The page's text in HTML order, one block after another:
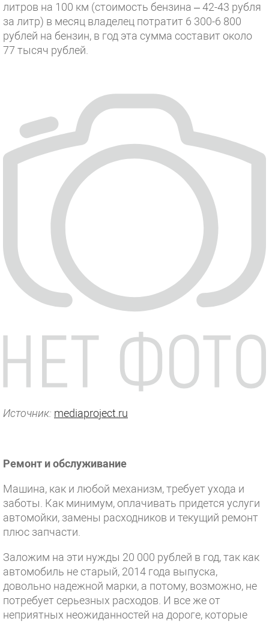
литров на 100 км (стоимость бензина – 42-43 рубля
за литр) в месяц владелец потратит 6 300-6 800
рублей на бензин, в год эта сумма составит около
77 тысяч рублей.
Источник: mediaproject.ru
Ремонт и обслуживание
Машина, как и любой механизм, требует ухода и
заботы. Как минимум, оплачивать придется услуги
автомойки, замены расходников и текущий ремонт
плюс запчасти.
Заложим на эти нужды 20 000 рублей в год, так как
автомобиль не старый, 2014 года выпуска,
довольно надежной марки, а потому, возможно, не
потребует серьезных расходов. И все же от
неприятных неожиданностей на дороге, которые